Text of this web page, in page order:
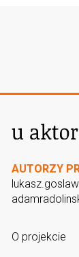
AUTORZY
O projekcie